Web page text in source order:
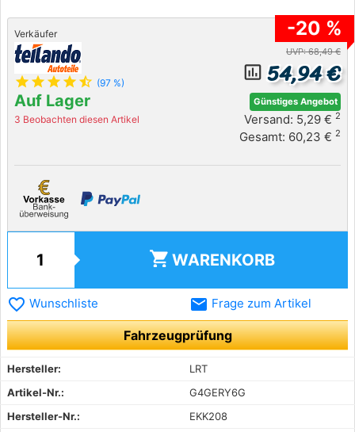
Verkäufer
star star star star star_half (97 %)
Auf Lager
3 Beobachten diesen Artikel
-20 %
UVP: 68,49 €
insert_chart_outlined 54,94 €
Günstiges Angebot
Versand: 5,29 € 2
Gesamt: 60,23 € 2
shopping_cart WARENKORB
favorite_border Wunschliste email Frage zum Artikel
Fahrzeugprüfung
Hersteller:
LRT
Artikel-Nr.:
G4GERY6G
Hersteller-Nr.:
EKK208